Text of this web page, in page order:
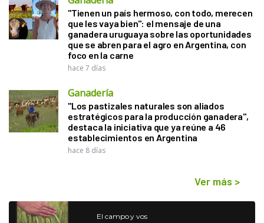
"Tienen un país hermoso, con todo, merecen
que les vaya bien": el mensaje de una
ganadera uruguaya sobre las oportunidades
que se abren para el agro en Argentina, con
foco en la carne
hace 7 días
Ganadería
"Los pastizales naturales son aliados
estratégicos para la producción ganadera",
destaca la iniciativa que ya reúne a 46
establecimientos en Argentina
hace 8 días
Ver más >
El campo y vos